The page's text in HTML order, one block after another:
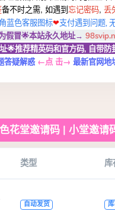
备不时之需, 如遇到忘记密码, 丢
蓝色客服图标❤支付遇到问题,
假冒🌟本站永久地址→
🌟推荐精英码和官方码, 自带
答疑解惑 ←点 击→ 最新官网地
花堂邀请码 | 小堂邀请
类型 库
自动发货